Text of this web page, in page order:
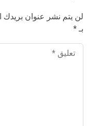
لن يتم نشر عنوان بريدك
بـ*
الترجمة والبحوث